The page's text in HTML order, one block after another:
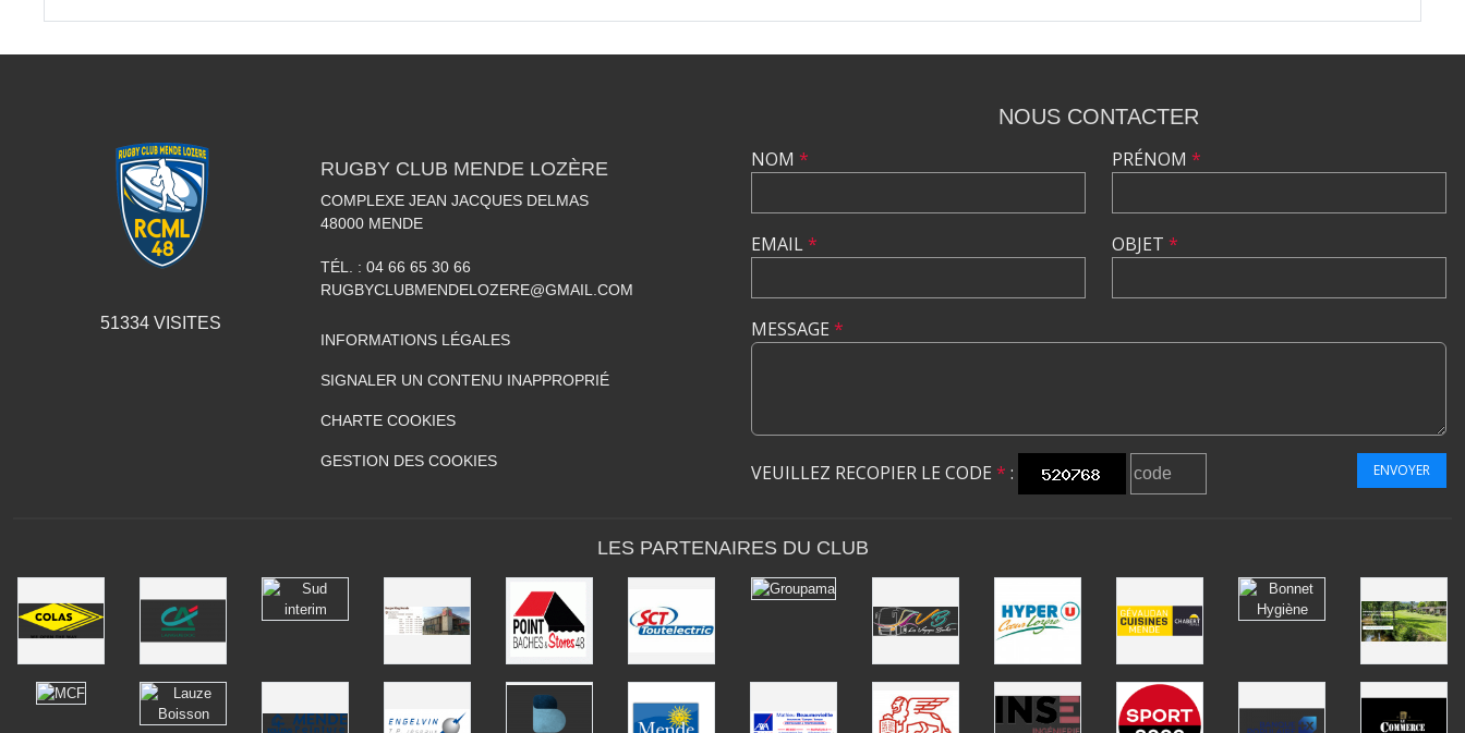
51334VISITES
RUGBY CLUB MENDE LOZÈRE
COMPLEXE JEAN JACQUES DELMAS
48000 MENDE
TÉL. : 04 66 65 30 66
RUGBYCLUBMENDELOZERE@GMAIL.COM
INFORMATIONS LÉGALES
SIGNALER UN CONTENU INAPPROPRIÉ
CHARTE COOKIES
GESTION DES COOKIES
NOUS CONTACTER
NOM *
EMAIL*
PRÉNOM *
OBJET *
MESSAGE *
VEUILLEZ RECOPIER LE CODE * : ENVOYER
LES PARTENAIRES DU CLUB